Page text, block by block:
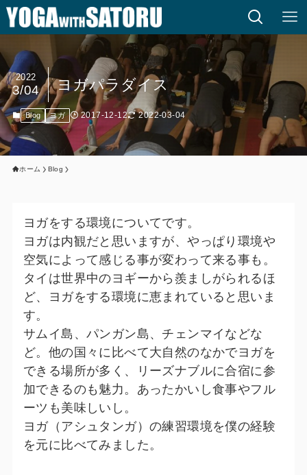
ヨガパラダイス
2022
3/04
Blog ヨガ 2017-12-12 2022-03-04
ホーム Blog
ヨガをする環境についてです。
ヨガは内観だと思いますが、やっぱり環境や
空気によって感じる事が変わって来る事も。
タイは世界中のヨギーから羨ましがられるほ
ど、ヨガをする環境に恵まれていると思いま
す。
サムイ島、パンガン島、チェンマイなどな
ど。他の国々に比べて大自然のなかでヨガを
できる場所が多く、リーズナブルに合宿に参
加できるのも魅力。あったかいし食事やフル
ーツも美味しいし。
ヨガ（アシュタンガ）の練習環境を僕の経験
を元に比べてみました。